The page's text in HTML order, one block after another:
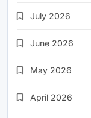
July 2026
June 2026
May 2026
April 2026